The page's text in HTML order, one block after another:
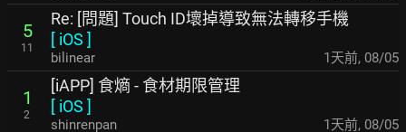
5
11
Re: [問題] Touch ID壞掉導致無法轉移手機
[ iOS ]
bilinear 1天前, 08/05
1
2
[iAPP] 食熵 - 食材期限管理
[ iOS ]
shinrenpan 1天前, 08/05